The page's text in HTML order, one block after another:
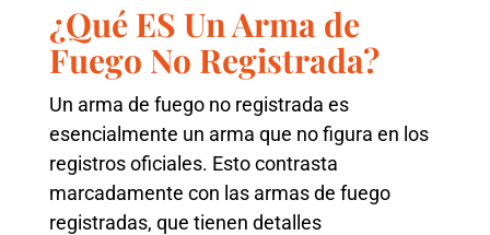
¿Qué ES Un Arma de
Fuego No Registrada?
Un arma de fuego no registrada es
esencialmente un arma que no figura en los
registros oficiales. Esto contrasta
marcadamente con las armas de fuego
registradas, que tienen detalles